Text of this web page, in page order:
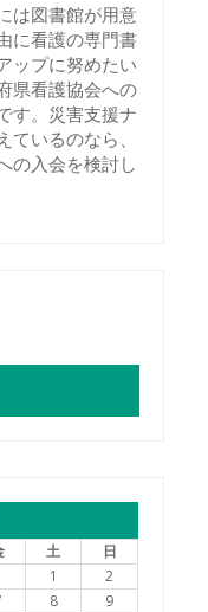
は図書館が用意
に看護の専門書
ップに努めたい
県看護協会への
す。災害支援ナ
いるのなら、
の入会を検討し
土
日
1
2
8
9